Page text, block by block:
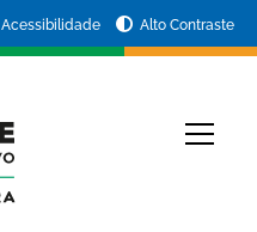
Acessibilidade Alto Contraste